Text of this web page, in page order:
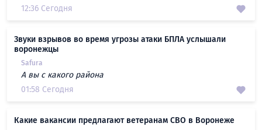
12:36 Сегодня
Звуки взрывов во время угрозы атаки БПЛА услышали
воронежцы
Safura
А вы с какого района
01:58 Сегодня
Какие вакансии предлагают ветеранам СВО в Воронеже